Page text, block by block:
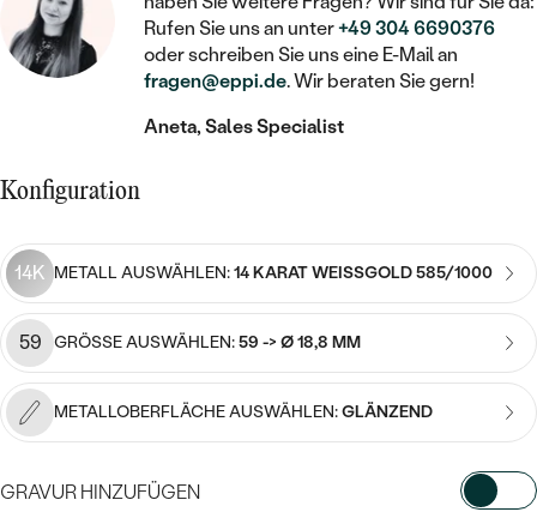
IM SET
GÜNSTIG
LUXURIÖSE
LAB GROWN DIAMANTEN ZUM
EINFASSEN
NACH EDELSTEIN
MIT DIAMANT
MIT LAB GROWN DIAMANT
MIT MOISSANIT
MIT FARBIGEN DIAMANTEN
SCHMUCK FÜR KINDER
BROSCHEN
SCHMUCKZUBEHÖR
GOLD
SILBER
PLATIN
PIERCINGS
MIT DIAMANT
MIT EDELSTEIN
PERLENOHRRINGE
NACH PREIS
PREISWERTE
LUXURIÖSE
MEDAILLON
KETTEN
HERZKETTEN
MIT TIEREN
NACH EDELSTEIN
MIT DIAMANT
MIT EDELSTEIN
PERLENKETTEN
SIEGELRINGE
NACH EDELSTEIN
MIT EDELSTEIN
PERLENRINGE
NACH PREIS
PREISWERTE
Rufen Sie uns an unter+49 304 6690376
oder schreiben Sie uns eine E-Mail an
fragen@eppi.de. Wir beraten Sie gern!
Aneta, Sales Specialist
Konfiguration
14K METALL AUSWÄHLEN:14 KARAT WEISSGOLD 585/1000
59 GRÖSSE AUSWÄHLEN:59 -> Ø 18,8 MM
METALLOBERFLÄCHE AUSWÄHLEN:GLÄNZEND
GRAVUR HINZUFÜGEN